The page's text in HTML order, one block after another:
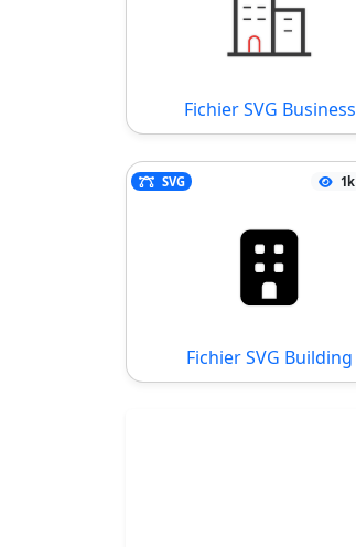
Fichier SVG Business
SVG 1k
Fichier SVG Building